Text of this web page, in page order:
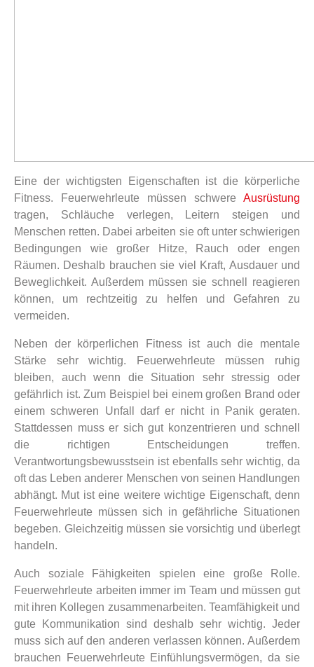
Eine der wichtigsten Eigenschaften ist die körperliche
Fitness. Feuerwehrleute müssen schwere Ausrüstung
tragen, Schläuche verlegen, Leitern steigen und
Menschen retten. Dabei arbeiten sie oft unter schwierigen
Bedingungen wie großer Hitze, Rauch oder engen
Räumen. Deshalb brauchen sie viel Kraft, Ausdauer und
Beweglichkeit. Außerdem müssen sie schnell reagieren
können, um rechtzeitig zu helfen und Gefahren zu
vermeiden.
Neben der körperlichen Fitness ist auch die mentale
Stärke sehr wichtig. Feuerwehrleute müssen ruhig
bleiben, auch wenn die Situation sehr stressig oder
gefährlich ist. Zum Beispiel bei einem großen Brand oder
einem schweren Unfall darf er nicht in Panik geraten.
Stattdessen muss er sich gut konzentrieren und schnell
die richtigen Entscheidungen treffen.
Verantwortungsbewusstsein ist ebenfalls sehr wichtig, da
oft das Leben anderer Menschen von seinen Handlungen
abhängt. Mut ist eine weitere wichtige Eigenschaft, denn
Feuerwehrleute müssen sich in gefährliche Situationen
begeben. Gleichzeitig müssen sie vorsichtig und überlegt
handeln.
Auch soziale Fähigkeiten spielen eine große Rolle.
Feuerwehrleute arbeiten immer im Team und müssen gut
mit ihren Kollegen zusammenarbeiten. Teamfähigkeit und
gute Kommunikation sind deshalb sehr wichtig. Jeder
muss sich auf den anderen verlassen können. Außerdem
brauchen Feuerwehrleute Einfühlungsvermögen, da sie